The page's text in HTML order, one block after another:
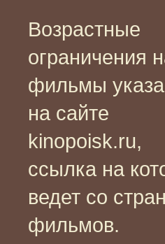
Возрастные
ограничения
фильмы
на сайте
kinopoisk.ru,
ссылка на
ведет со
фильмов.